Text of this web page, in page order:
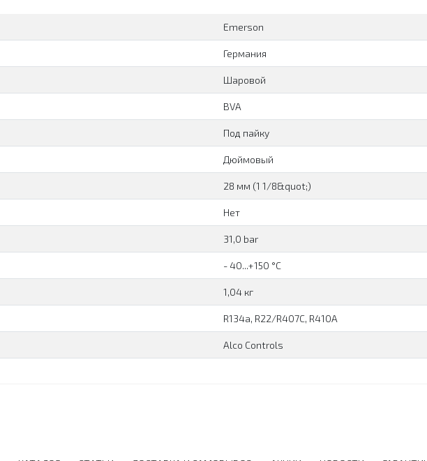
Emerson
Германия
Шаровой
BVA
Под пайку
Дюймовый
28 мм (1 1/8&quot;)
Нет
31,0 bar
- 40...+150 °C
1,04 кг
R134a, R22/R407C, R410A
Alco Controls